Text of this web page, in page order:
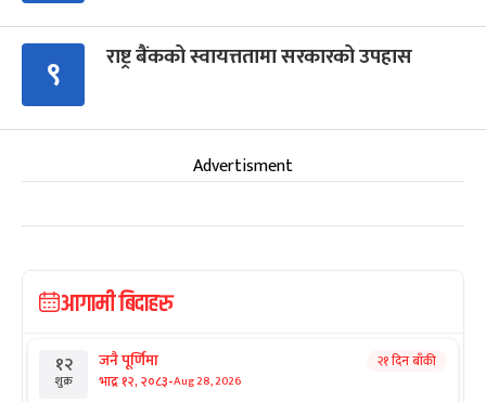
९ राष्ट्र बैंकको स्वायत्ततामा सरकारको उपहास
Advertisment
आगामी बिदाहरु
१२
शुक्र
जनै पूर्णिमा
भाद्र १२, २०८३-Aug 28, 2026
२१ दिन बाँकी